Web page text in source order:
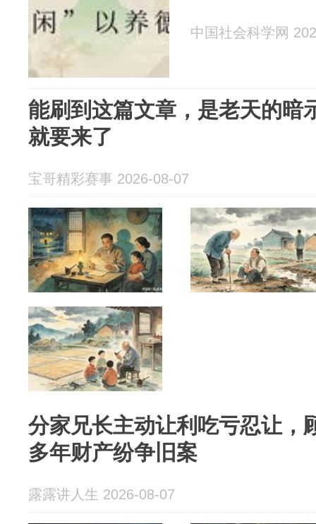
中国社会科学网
能刷到这篇文章，是老天的暗
就要来了
宝哥精彩赛事 2026-08-07
分家兄长主动让利吃亏忍让，
多年财产纷争旧案
露露讲人生 2026-08-07